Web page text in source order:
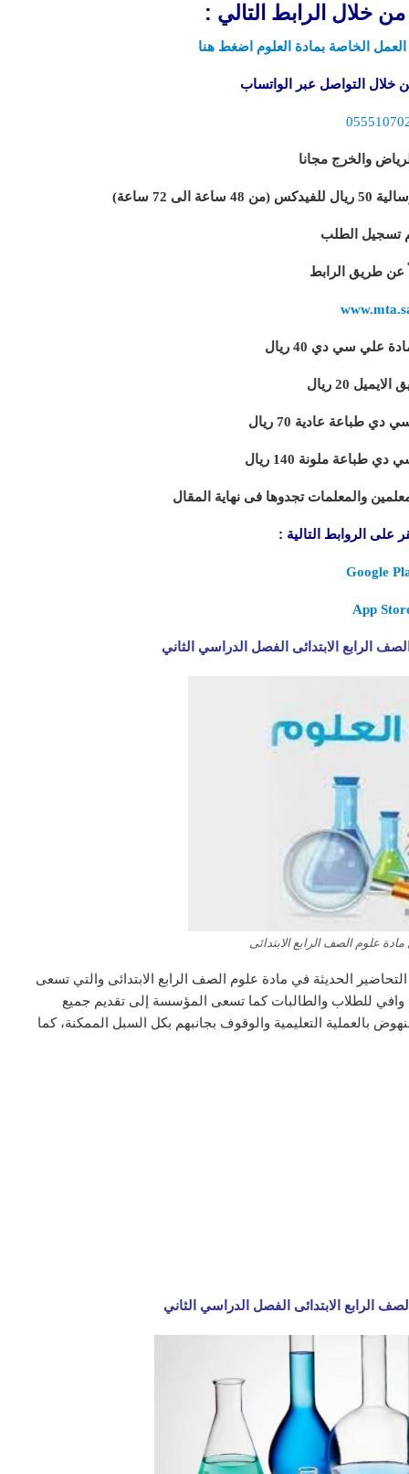
خلال الرابط التالي :
الخاصة بمادة العلوم اضغط هنا
خلال التواصل عبر الواتساب
والخرج مجانا
72 ساعة)
تسجيل الطلب
عن طريق الرابط
علي سي دي 40 ريال
20 ريال
طباعة عادية 70 ريال
طباعة ملونة 140 ريال
والمعلمات تجدوها فى نهاية المقال
على الروابط التالية :
Google
App
الرابع الابتدائى الفصل الدراسي الثاني
علوم الصف الرابع الابتدائى
الحديثة في مادة علوم الصف الرابع الابتدائى والتي تسعى
للطلاب والطالبات كما تسعى المؤسسة إلى تقديم جميع
بالعملية التعليمية والوقوف بجانبهم بكل السبل الممكنة، كما
الرابع الابتدائى الفصل الدراسي الثاني